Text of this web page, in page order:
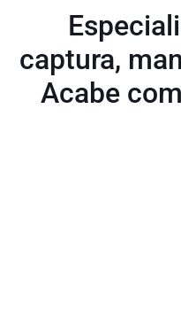
captura,
Acabe